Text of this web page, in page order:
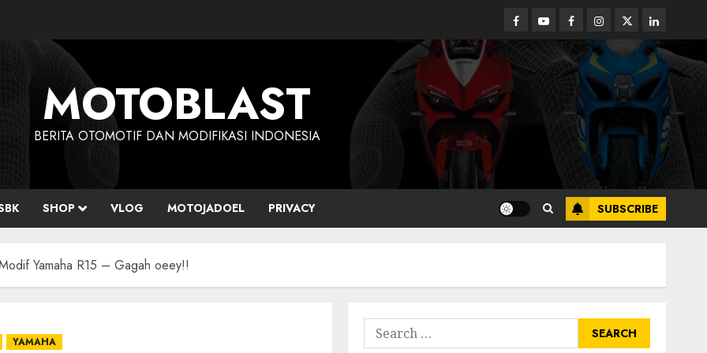
Facebook
YoutubeFacebookInstagram
Twitterlinkedin
MOTOBLAST
BERITA OTOMOTIF DAN MODIFIKASI INDONESIA
SHOP VLOG MOTOJADOEL PRIVACY SUBSCRIBE
Yamaha R15 – Gagah oeey!!
YAMAHA
Search
for: